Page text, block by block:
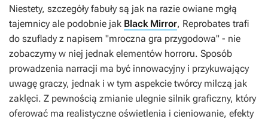
Niestety, szczegóły fabuły są jak na razie owiane mgłą
tajemnicy ale podobnie jak Black Mirror, Reprobates trafi
do szuflady z napisem "mroczna gra przygodowa" - nie
zobaczymy w niej jednak elementów horroru. Sposób
prowadzenia narracji ma być innowacyjny i przykuwający
uwagę graczy, jednak i w tym aspekcie twórcy milczą jak
zaklęci. Z pewnością zmianie ulegnie silnik graficzny, który
oferować ma realistyczne oświetlenia i cieniowanie, efekty